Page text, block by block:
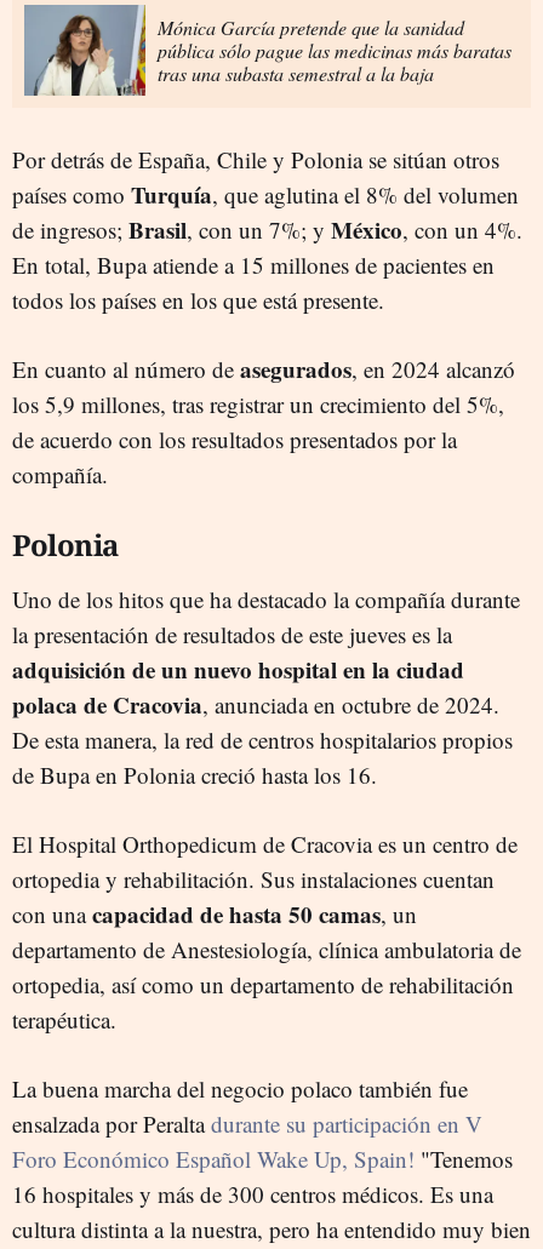
Mónica García pretende que la sanidad
pública sólo pague las medicinas más baratas
tras una subasta semestral a la baja
Por detrás de España, Chile y Polonia se sitúan otros
países como Turquía, que aglutina el 8% del volumen
de ingresos; Brasil, con un 7%; y México, con un 4%.
En total, Bupa atiende a 15 millones de pacientes en
todos los países en los que está presente.
En cuanto al número de asegurados, en 2024 alcanzó
los 5,9 millones, tras registrar un crecimiento del 5%,
de acuerdo con los resultados presentados por la
compañía.
Polonia
Uno de los hitos que ha destacado la compañía durante
la presentación de resultados de este jueves es la
adquisición de un nuevo hospital en la ciudad
polaca de Cracovia, anunciada en octubre de 2024.
De esta manera, la red de centros hospitalarios propios
de Bupa en Polonia creció hasta los 16.
El Hospital Orthopedicum de Cracovia es un centro de
ortopedia y rehabilitación. Sus instalaciones cuentan
con unacapacidad de hasta 50 camas, un
departamento de Anestesiología, clínica ambulatoria de
ortopedia, así como un departamento de rehabilitación
terapéutica.
La buena marcha del negocio polaco también fue
ensalzada por Peraltadurante su participación en V
Foro Económico Español Wake Up, Spain! "Tenemos
16 hospitales y más de 300 centros médicos. Es una
cultura distinta a la nuestra, pero ha entendido muy bien